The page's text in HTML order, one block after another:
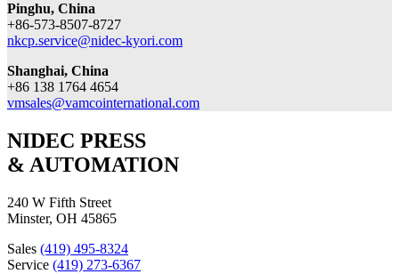
Pinghu, China
+86-573-8507-8727
nkcp.service@nidec-kyori.com
Shanghai, China
+86 138 1764 4654
vmsales@vamcointernational.com
NIDEC PRESS
& AUTOMATION
240 W Fifth Street
Minster, OH 45865
Sales (419) 495-8324
Service (419) 273-6367